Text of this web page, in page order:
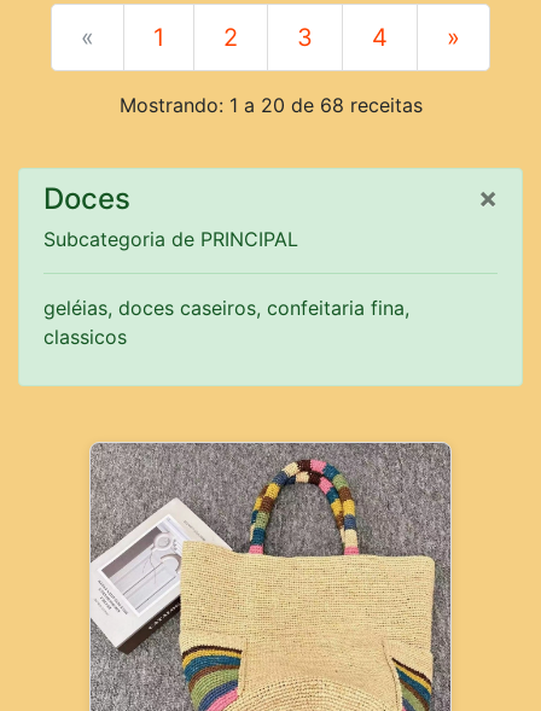
« 1 2 3 4 »
Mostrando: 1 a 20 de 68 receitas
×
Doces
Subcategoria de PRINCIPAL
geléias, doces caseiros, confeitaria fina,
classicos